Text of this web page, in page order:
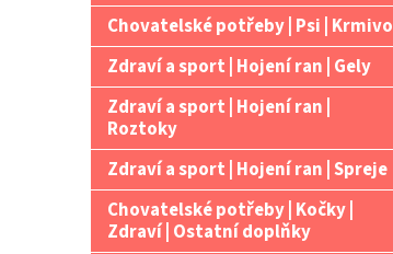
Chovatelské potřeby | Psi | Krmivo
Zdraví a sport | Hojení ran | Gely
Zdraví a sport | Hojení ran |
Roztoky
Zdraví a sport | Hojení ran | Spreje
Chovatelské potřeby | Kočky |
Zdraví | Ostatní doplňky